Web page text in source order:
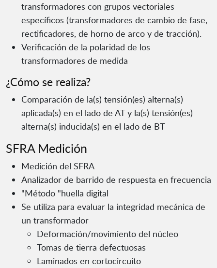
transformadores con grupos vectoriales
específicos (transformadores de cambio de fase,
rectificadores, de horno de arco y de tracción).
Verificación de la polaridad de los
transformadores de medida
¿Cómo se realiza?
Comparación de la(s) tensión(es) alterna(s)
aplicada(s) en el lado de AT y la(s) tensión(es)
alterna(s) inducida(s) en el lado de BT
SFRA Medición
Medición del SFRA
Analizador de barrido de respuesta en frecuencia
"Método "huella digital
Se utiliza para evaluar la integridad mecánica de
un transformador
Deformación/movimiento del núcleo
Tomas de tierra defectuosas
Laminados en cortocircuito